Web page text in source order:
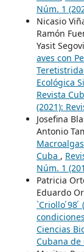
Núm. 1
Nicasio
Ramón
Yasit
aves con
Ecológica
Revista
(2021):
Josefina
Antonio
Cuba ,
Núm. 1
Patricia
Eduardo
`Criollo ́98
Ciencias
Cubana de